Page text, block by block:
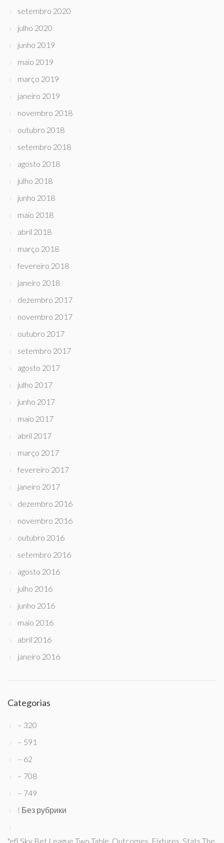
setembro 2020
julho 2020
junho 2019
maio 2019
março 2019
janeiro 2019
novembro 2018
outubro 2018
setembro 2018
agosto 2018
julho 2018
junho 2018
maio 2018
abril 2018
março 2018
fevereiro 2018
janeiro 2018
dezembro 2017
novembro 2017
outubro 2017
setembro 2017
agosto 2017
julho 2017
junho 2017
maio 2017
abril 2017
março 2017
fevereiro 2017
janeiro 2017
dezembro 2016
novembro 2016
outubro 2016
setembro 2016
agosto 2016
julho 2016
junho 2016
maio 2016
abril 2016
janeiro 2016
Categorias
– 320
– 591
– 62
– 708
– 749
! Без рубрики
"efl Sky Bet League Two Table, Outcomes, Fixtures, Stats The